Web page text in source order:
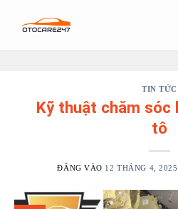
TIN TỨC
Kỹ thuật chăm sóc
tô
ĐĂNG VÀO 12 THÁNG 4, 2025